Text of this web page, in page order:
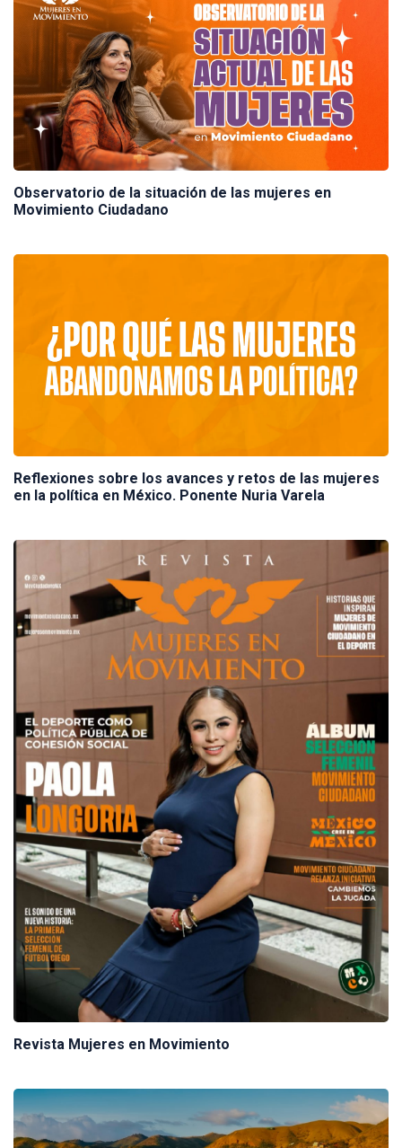
Observatorio de la situación de las mujeres en
Movimiento Ciudadano
Reflexiones sobre los avances y retos de las mujeres
en la política en México. Ponente Nuria Varela
Revista Mujeres en Movimiento